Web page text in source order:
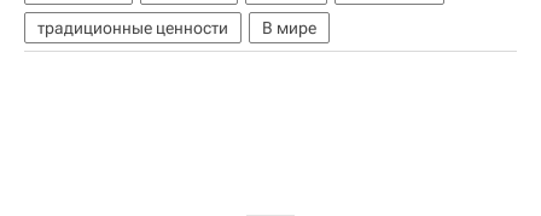
традиционные ценности
В мире